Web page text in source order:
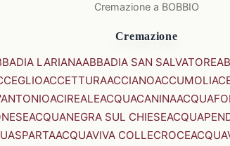
Cremazione a BOBBIO
Cremazione
LARIANAABBADIA SAN SALVATORE
ACCETTURAACCIANOACCUMOLI
ACIREALEACQUACANINA
ACQUANEGRA SUL CHIESE
ACQUAVIVA COLLECROCE